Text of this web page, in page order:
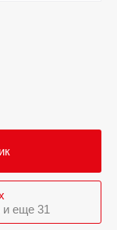
Минск , Гродно , Мозырь и еще 31